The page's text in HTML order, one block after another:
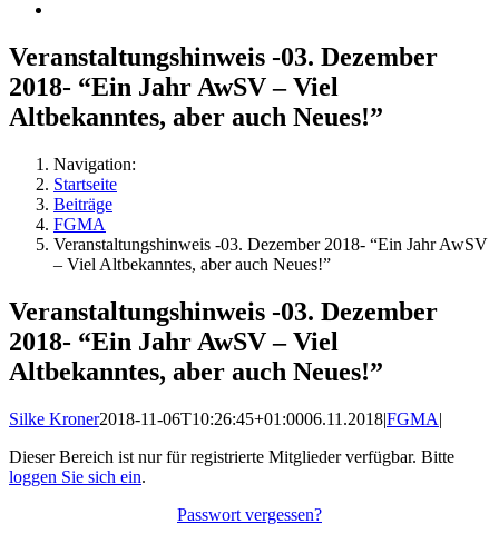
Veranstaltungshinweis -03. Dezember
2018- “Ein Jahr AwSV – Viel
Altbekanntes, aber auch Neues!”
Navigation:
Startseite
Beiträge
FGMA
Veranstaltungshinweis -03. Dezember 2018- “Ein Jahr AwSV
– Viel Altbekanntes, aber auch Neues!”
Veranstaltungshinweis -03. Dezember
2018- “Ein Jahr AwSV – Viel
Altbekanntes, aber auch Neues!”
Silke Kroner2018-11-06T10:26:45+01:0006.11.2018|FGMA|
Dieser Bereich ist nur für registrierte Mitglieder verfügbar. Bitte
loggen Sie sich ein.
Passwort vergessen?